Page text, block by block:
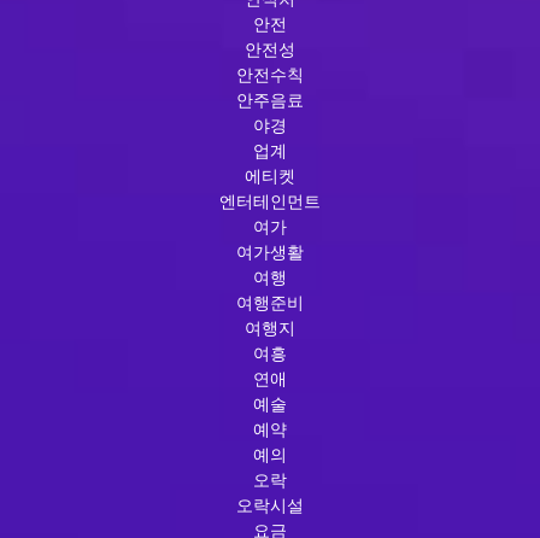
안전
안전성
안전수칙
안주음료
야경
업계
에티켓
엔터테인먼트
여가
여가생활
여행
여행준비
여행지
여흥
연애
예술
예약
예의
오락
오락시설
요금